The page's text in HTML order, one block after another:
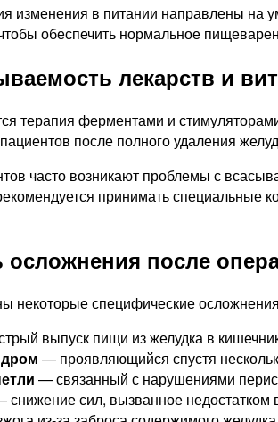
изменения в питании направлены
обеспечить нормальное
лекарств и
терапия ферментами и
после полного удаления
часто возникают проблемы с
принимать специальные
осложнения после
некоторые специфические
выпуск пищи из желудка в
— проявляющийся спустя
— связанный с нарушениями
снижение сил, вызванное недостатком